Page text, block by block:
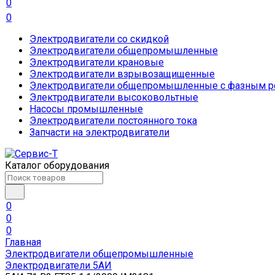
0
0
Электродвигатели со скидкой
Электродвигатели общепромышленные
Электродвигатели крановые
Электродвигатели взрывозащищенные
Электродвигатели общепромышленные с фазным
Электродвигатели высоковольтные
Насосы промышленные
Электродвигатели постоянного тока
Запчасти на электродвигатели
Каталог оборудования
0
0
0
Главная
Электродвигатели общепромышленные
Электродвигатели 5АИ